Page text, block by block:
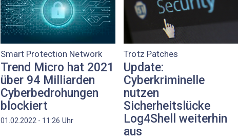
Smart Protection Network
Trend Micro hat 2021
über 94 Milliarden
Cyberbedrohungen
blockiert
01.02.2022 - 11:26 Uhr
Trotz Patches
Update:
Cyberkriminelle
nutzen
Sicherheitslücke
Log4Shell weiterhin
aus